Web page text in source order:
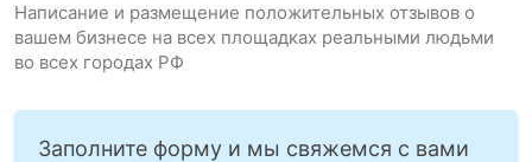
Написание и размещение положительных отзывов о
вашем бизнесе на всех площадках реальными людьми
во всех городах РФ
Заполните форму и мы свяжемся с вами